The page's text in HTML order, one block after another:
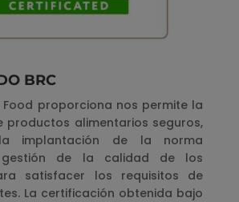
BRC
Food proporciona nos permite la
productos alimentarios seguros,
implantación de la norma
de la calidad de los
satisfacer los requisitos de
La certificación obtenida bajo